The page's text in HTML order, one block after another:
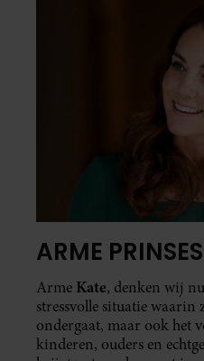
ARME
Arme Kate, denken wij
stressvolle situatie waarin
ondergaat, maar ook het
kinderen, ouders en